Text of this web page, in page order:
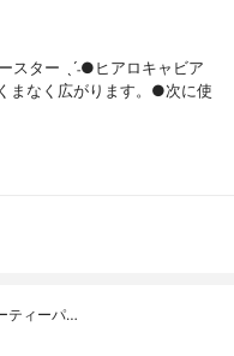
スター ˎˊ˗ ●ヒアロキャビア
まなく広がります。 ●次に使
ティーパ…